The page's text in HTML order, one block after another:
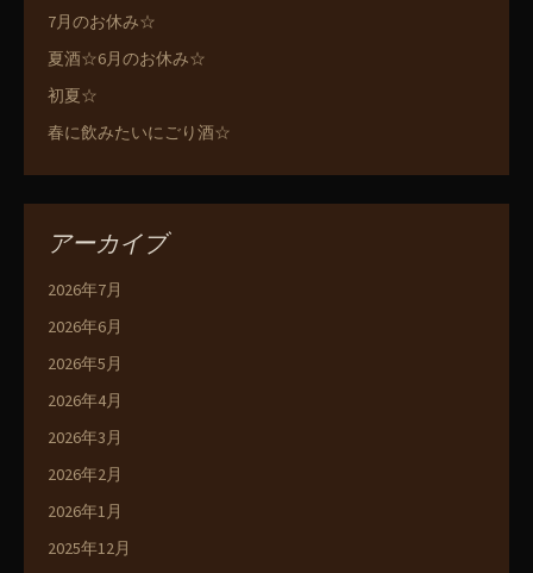
7月のお休み☆
夏酒☆6月のお休み☆
初夏☆
春に飲みたいにごり酒☆
アーカイブ
2026年7月
2026年6月
2026年5月
2026年4月
2026年3月
2026年2月
2026年1月
2025年12月